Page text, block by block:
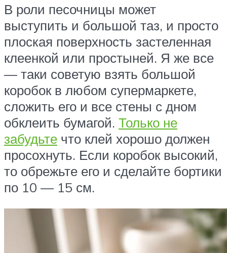
В роли песочницы может
выступить и большой таз, и просто
плоская поверхность застеленная
клеенкой или простыней. Я же все
— таки советую взять большой
коробок в любом супермаркете,
сложить его и все стены с дном
обклеить бумагой. Только не
забудьте что клей хорошо должен
просохнуть. Если коробок высокий,
то обрежьте его и сделайте бортики
по 10 — 15 см.